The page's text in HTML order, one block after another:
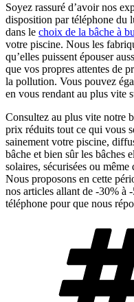
Soyez rassuré d’avoir nos
disposition par téléphone du
dans le choix de la bâche à
votre piscine. Nous les
qu’elles puissent épouser
que vos propres attentes de
la pollution. Vous pouvez
en vous rendant au plus vite
Consultez au plus vite notre
prix réduits tout ce qui vous
sainement votre piscine,
bâche et bien sûr les bâches
solaires, sécurisées ou
Nous proposons en cette
nos articles allant de -30% à
téléphone pour que nous